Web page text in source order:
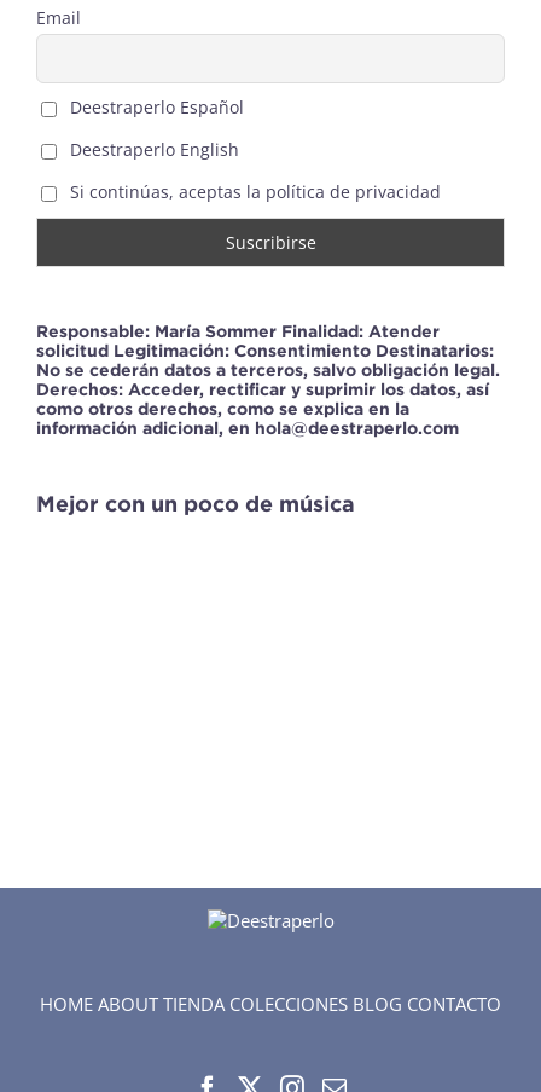
Email
Deestraperlo Español
Deestraperlo English
Si continúas, aceptas la política de privacidad
Responsable: María Sommer Finalidad: Atender
solicitud Legitimación: Consentimiento Destinatarios:
No se cederán datos a terceros, salvo obligación legal.
Derechos: Acceder, rectificar y suprimir los datos, así
como otros derechos, como se explica en la
información adicional, en hola@deestraperlo.com
Mejor con un poco de música
HOME ABOUT TIENDA COLECCIONES BLOG CONTACTO